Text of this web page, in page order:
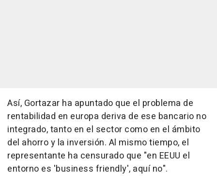
Así, Gortazar ha apuntado que el problema de
rentabilidad en europa deriva de ese bancario no
integrado, tanto en el sector como en el ámbito
del ahorro y la inversión. Al mismo tiempo, el
representante ha censurado que "en EEUU el
entorno es 'business friendly', aquí no".